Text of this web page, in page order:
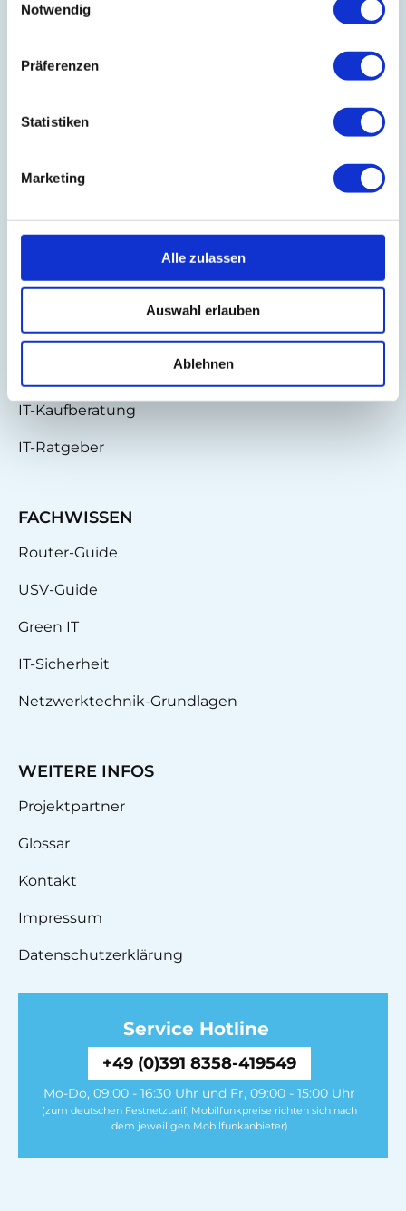
Notwendig
Präferenzen
Statistiken
Marketing
Alle zulassen
Auswahl erlauben
Ablehnen
Besuchen Sie unseren Onlineshop
BLOG
Partnerschaften
IT-Kaufberatung
IT-Ratgeber
FACHWISSEN
Router-Guide
USV-Guide
Green IT
IT-Sicherheit
Netzwerktechnik-Grundlagen
WEITERE INFOS
Projektpartner
Glossar
Kontakt
Impressum
Datenschutzerklärung
Service Hotline
+49 (0)391 8358-419549
Mo-Do, 09:00 - 16:30 Uhr und Fr, 09:00 - 15:00 Uhr
(zum deutschen Festnetztarif, Mobilfunkpreise richten sich nach
dem jeweiligen Mobilfunkanbieter)